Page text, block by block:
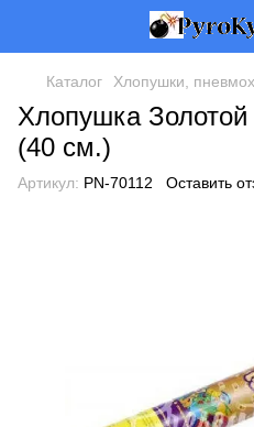
Каталог Хлопушки,
Хлопушка
(40 см.)
Артикул: PN-70112 Оставить